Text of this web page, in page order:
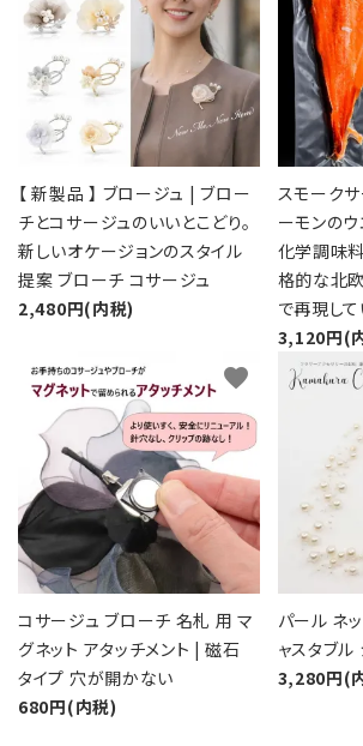
【 新製品 】 ブロージュ | ブロー
チとコサージュのいいとこどり。
新しいオケージョンのスタイル
提案 ブローチ コサージュ
2,480円(内税)
スモーク
ーモンの
化学調味
格的な北
で再現し
3,120円(
コサージュ ブローチ 名札 用 マ
グネット アタッチメント | 磁石
タイプ 穴が開かない
680円(内税)
favorite
パール ネ
ャスタブ
3,280円(